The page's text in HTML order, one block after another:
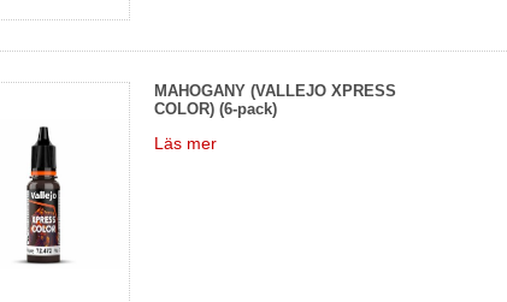
MAHOGANY (VALLEJO XPRESS
COLOR) (6-pack)
Läs mer